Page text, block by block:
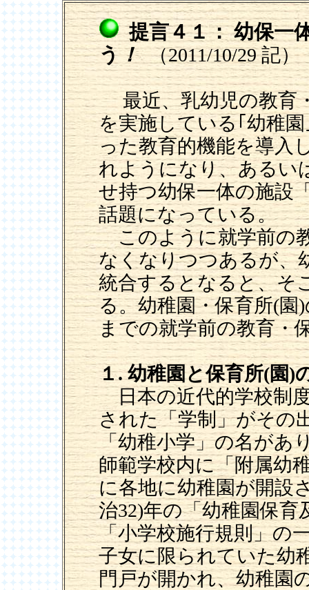
提言４１： 幼保一
う！（2011/10/29 記）
最近、乳幼児の教育
を実施している｢幼稚
った教育的機能を導入
れようになり、あるい
せ持つ幼保一体の施設
話題になっている。
このように就学前の
なくなりつつあるが、
統合するとなると、そ
る。幼稚園・保育所(
までの就学前の教育・
１. 幼稚園と保育所(園)
日本の近代的学校制度
された「学制」がその
「幼稚小学」の名があ
師範学校内に「附属幼
に各地に幼稚園が開設
治32)年の「幼稚園保育
「小学校施行規則」の
子女に限られていた幼
門戸が開かれ、幼稚園